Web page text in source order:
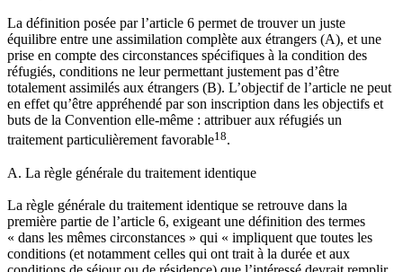
La définition posée par l’article 6 permet de trouver un juste
équilibre entre une assimilation complète aux étrangers (A), et une
prise en compte des circonstances spécifiques à la condition des
réfugiés, conditions ne leur permettant justement pas d’être
totalement assimilés aux étrangers (B). L’objectif de l’article ne peut
en effet qu’être appréhendé par son inscription dans les objectifs et
buts de la Convention elle-même : attribuer aux réfugiés un
traitement particulièrement favorable18.
A. La règle générale du traitement identique
La règle générale du traitement identique se retrouve dans la
première partie de l’article 6, exigeant une définition des termes
« dans les mêmes circonstances » qui « impliquent que toutes les
conditions (et notamment celles qui ont trait à la durée et aux